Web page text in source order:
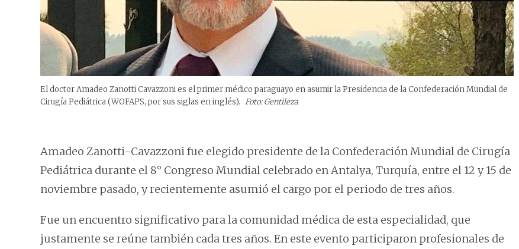
El doctor Amadeo Zanotti Cavazzoni es el primer médico paraguayo en asumir la Presidencia de la Confederación Mundial de
Cirugía Pediátrica (WOFAPS, por sus siglas en inglés). Foto: Gentileza
Amadeo Zanotti-Cavazzoni fue elegido presidente de la Confederación Mundial de Cirugía
Pediátrica durante el 8° Congreso Mundial celebrado en Antalya, Turquía, entre el 12 y 15 de
noviembre pasado, y recientemente asumió el cargo por el periodo de tres años.
Fue un encuentro significativo para la comunidad médica de esta especialidad, que
justamente se reúne también cada tres años. En este evento participaron profesionales de